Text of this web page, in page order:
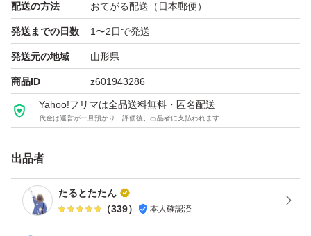
配送の方法 おてがる配送（日本郵便）
発送までの日数 1〜2日で発送
発送元の地域 山形県
商品ID z601943286
Yahoo!フリマは全品送料無料・匿名配送
代金は運営が一旦預かり、評価後、出品者に支払われます
出品者
たるとたたん
（339） 本人確認済